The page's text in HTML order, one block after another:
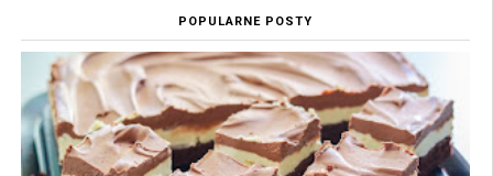
POPULARNE POSTY